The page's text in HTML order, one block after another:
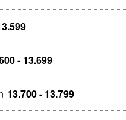
- 13.699
13.700 - 13.799